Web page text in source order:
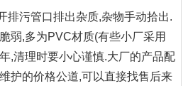
排污管口排出杂质,杂物手动拾出.
弱,多为PVC材质(有些小厂采用
,清理时要小心谨慎.大厂的产品配
护的价格公道,可以直接找售后来